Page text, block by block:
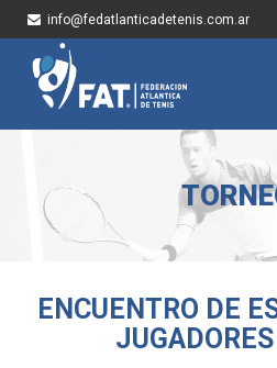
info@fedatlanticadetenis.com.ar
ENCUENTRO DE